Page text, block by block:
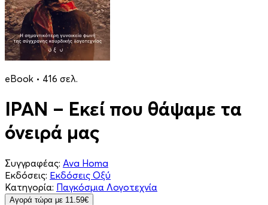
eBook • 416 σελ.
ΙΡΑΝ – Εκεί που θάψαμε τα
όνειρά μας
Συγγραφέας: Ava Homa
Εκδόσεις: Εκδόσεις Οξύ
Κατηγορία: Παγκόσμια Λογοτεχνία
Aγορά τώρα με 11.59€